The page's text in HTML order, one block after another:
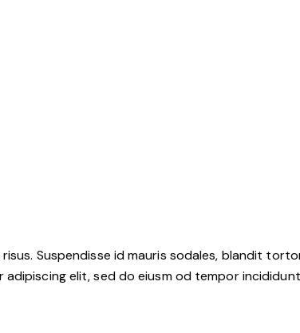
Suspendisse id mauris sodales, blandit
elit, sed do eiusm od tempor